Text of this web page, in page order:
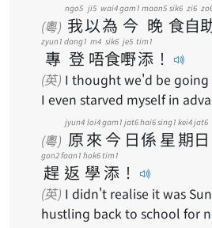
(粵) 我
ngo5
以
ji5
為
wai4
今
gam1
晚
maan5
食
sik6
自
zi6
專
zyun1
登
dang1
唔
m4
食
sik6
嘢
je5
添
tim1
！
(英) I thought we'd be
I even starved myself in
(粵) 原
jyun4
來
loi4
今
gam1
日
jat6
係
hai6
星
sing1
期
kei4
日
jat6
趕
gon2
返
faan1
學
hok6
添
tim1
！
(英) I didn't realise it was
hustling back to school for